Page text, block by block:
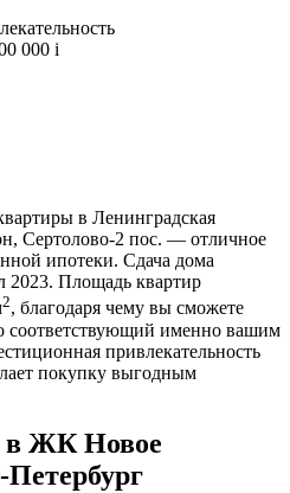
000 i
в Ленинградская
Сертолово-2 пос. — отличное
ипотеки. Сдача дома
2023. Площадь квартир
2, благодаря чему вы сможете
соответствующий именно вашим
привлекательность
покупку выгодным
в ЖК Новое